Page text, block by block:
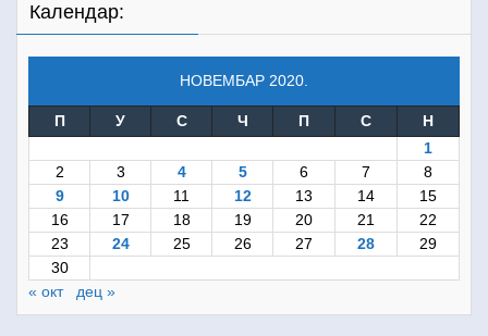
Календар:
НОВЕМБАР 2020.
П У С Ч П С
Н
1
2
3 4 5 6 7
8
9
10 11 12 13 14
15
16
17 18 19 20 21
22
23
24 25 26 27 28
29
30
« окт
дец »